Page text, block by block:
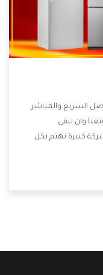
السريع والمباشر
وان نبقى
كبيرة نهتم بكل
تكون من أهم